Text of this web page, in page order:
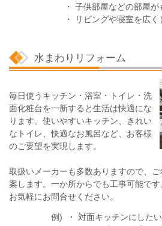
・ 子供部屋などの部屋が
・
リビングや寝室を広く
水まわりリフォーム
毎日使うキッチン・浴室・トイレ・洗
面化粧台を一新すると生活は快適にな
ります。使いやすいキッチン、きれい
なトイレ、快適なお風呂など、お客様
のご要望を実現します。
取扱いメーカーも多数ありますので、
案します。一か所からでも工事可能です
お気軽にお問合せください。
例)
・ 対面キッチンにしたい